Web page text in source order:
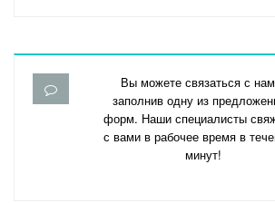
Вы можете связаться с
заполнив одну из
форм. Наши специалисты
с вами в рабочее время в
минут!